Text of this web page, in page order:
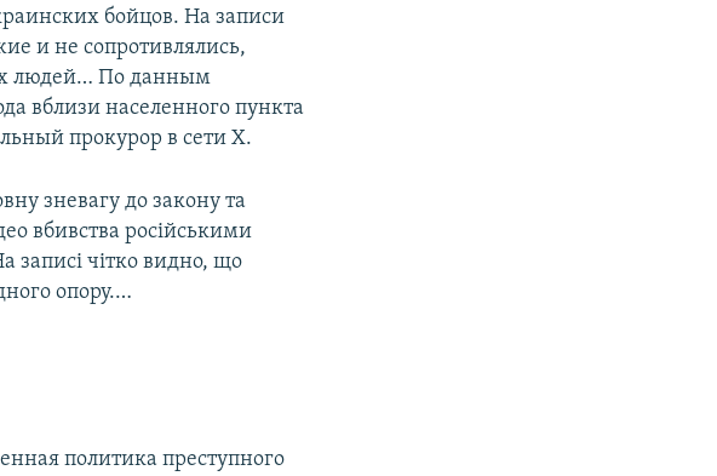
бойцов. На записи
и не сопротивлялись,
людей… По данным
вблизи населенного пункта
прокурор в сети Х.
зневагу до закону та
вбивства російськими
записі чітко видно, що
опору.…
политика преступного